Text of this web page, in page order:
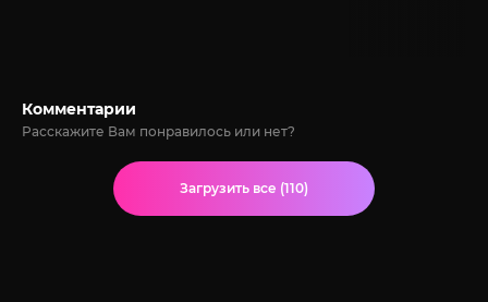
Комментарии
Расскажите Вам понравилось или нет?
Загрузить все (110)